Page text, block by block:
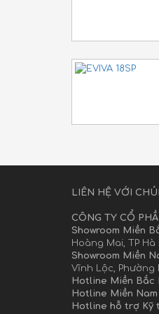
LIÊN HỆ VỚI
CÔNG TY CỔ
Showroom Miền
Hoàng Mai, TP Hà
Showroom Miền
Vĩnh Lộc, Phường
Hotline Miền Bắc
Hotline Miền Nam
Hotline hỗ trợ Kỹ